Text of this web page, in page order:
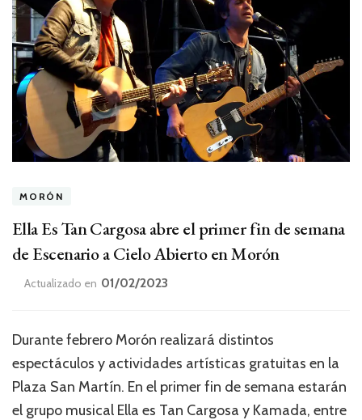
MORÓN
Ella Es Tan Cargosa abre el primer fin de semana
de Escenario a Cielo Abierto en Morón
Actualizado en 01/02/2023
Durante febrero Morón realizará distintos
espectáculos y actividades artísticas gratuitas en la
Plaza San Martín. En el primer fin de semana estarán
el grupo musical Ella es Tan Cargosa y Kamada, entre